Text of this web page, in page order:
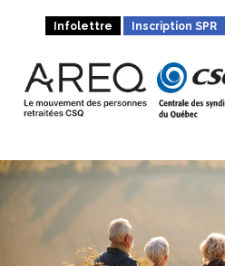
Infolettre Inscription SPR